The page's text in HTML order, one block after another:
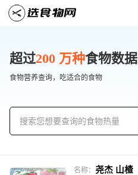
超过200 万种食物数据
食物营养查询，吃适合的食物
名称： 尧杰 山楂